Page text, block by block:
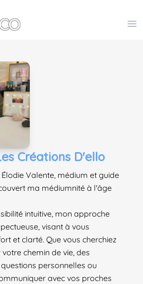
de Salons, Evénements et
Créations D'ello
Valente, médium et guide
ma médiumnité à l'âge
intuitive, mon approche
visant à vous
et clarté. Que vous cherchiez
chemin de vie, des
personnelles ou
avec vos proches